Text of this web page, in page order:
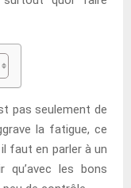
pas seulement de
la fatigue, ce
faut en parler à un
qu’avec les bons